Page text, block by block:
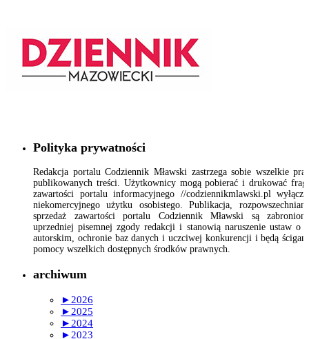
Polityka prywatności
Redakcja portalu Codziennik Mławski zastrzega sobie wszelkie
publikowanych treści. Użytkownicy mogą pobierać i drukować
zawartości portalu informacyjnego //codziennikmlawski.pl
niekomercyjnego użytku osobistego. Publikacja,
sprzedaż zawartości portalu Codziennik Mławski są
uprzedniej pisemnej zgody redakcji i stanowią naruszenie ustaw o
autorskim, ochronie baz danych i uczciwej konkurencji i będą
pomocy wszelkich dostępnych środków prawnych.
archiwum
► 2026
► 2025
► 2024
► 2023